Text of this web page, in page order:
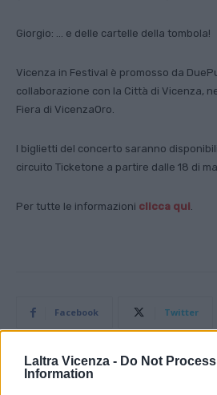
Laltra Vicenza - Do Not
Information
Giorgio: … e delle cartelle della tombola!
Vicenza in Festival è promosso da
collaborazione con la Città di Vicenza,
Fiera di VicenzaOro.
I biglietti del concerto saranno
circuito Ticketone a partire dalle 18 di
Per tutte le informazioni clicca qui.
Facebook Twitter